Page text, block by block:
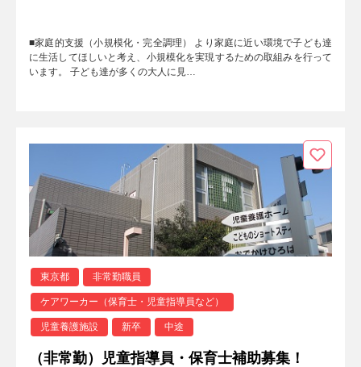
■家庭的支援（小規模化・完全調理） より家庭に近い環境で子ども達
に生活してほしいと考え、小規模化を実現するための取組みを行って
います。 子ども達が多くの大人に見…
東京都 非常勤職員
ケアワーカー（保育士・児童指導員など）
児童養護施設 新卒 中途
（非常勤）児童指導員・保育士補助募集！